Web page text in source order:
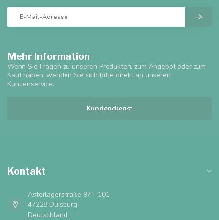
Mehr Information
Wenn Sie Fragen zu unseren Produkten, zum Angebot oder zum
Kauf haben, wenden Sie sich bitte direkt an unseren
Kundenservice.
Kundendienst
Kontakt
Asterlagerstraße 97 - 101
47228 Duisburg
Deutschland